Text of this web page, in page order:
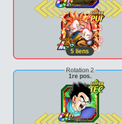
2e pos.
5 liens
Rotation 2
1re pos.
2e pos.